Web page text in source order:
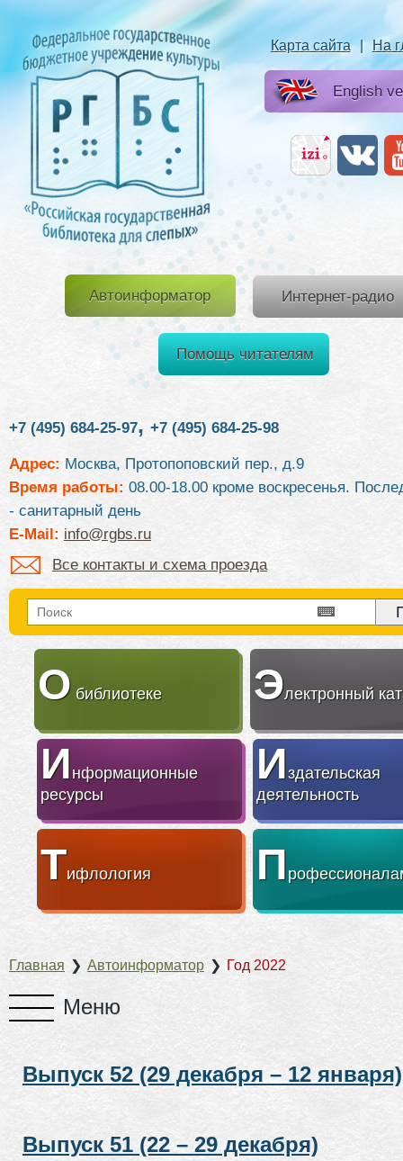
Карта сайта | На
English
Автоинформатор Интернет-радио
Помощь читателям
+7 (495) 684-25-97, +7 (495) 684-25-98
Адрес: Москва, Протопоповский пер., д.9
Время работы: 08.00-18.00 кроме воскресенья.
- санитарный день
E-Mail: info@rgbs.ru
Все контакты и схема проезда
О библиотеке Электронный
Информационные
ресурсы
Издательская
деятельность
Тифлология П
Главная ❯ Автоинформатор ❯ Год 2022
Выпуск 52 (29 декабря – 12 января)
Выпуск 51 (22 – 29 декабря)